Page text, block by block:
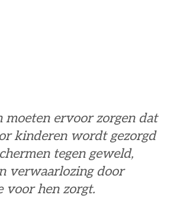
moeten ervoor zorgen dat
kinderen wordt gezorgd
tegen geweld,
verwaarlozing door
voor hen zorgt.